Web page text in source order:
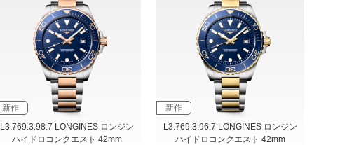
新作
L3.769.3.98.7 LONGINES ロンジン
ハイドロコンクエスト 42mm
新作
L3.769.3.96.7 LONGINES ロンジン
ハイドロコンクエスト 42mm